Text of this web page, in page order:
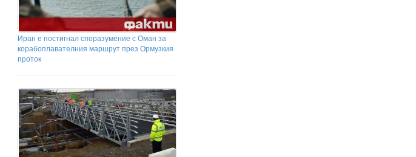
Иран е постигнал споразумение с Оман за
корабоплавателния маршрут през Ормузкия
проток